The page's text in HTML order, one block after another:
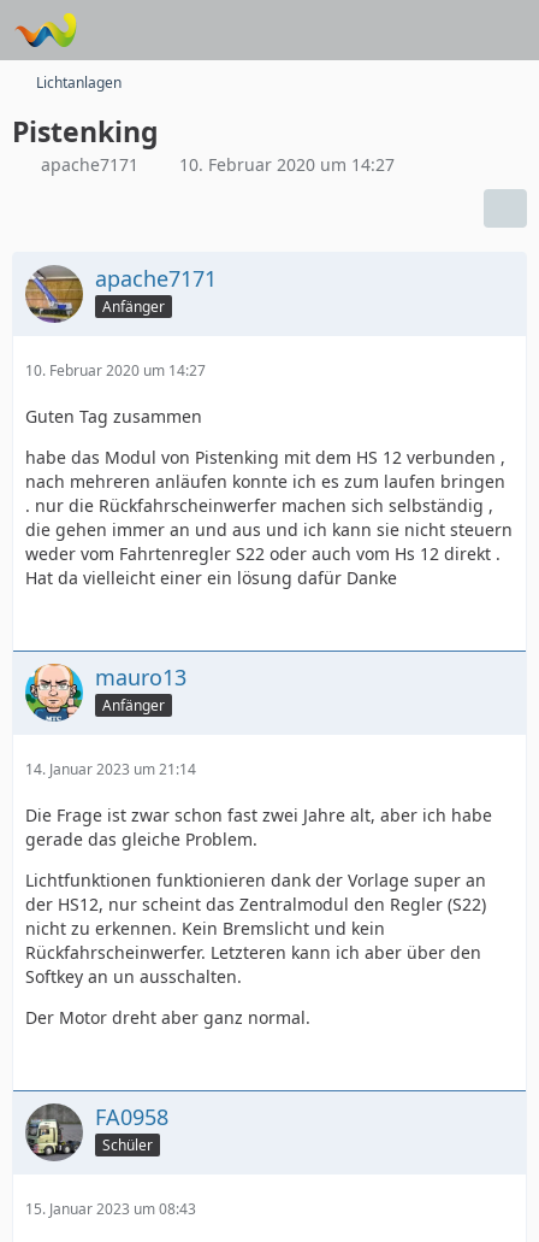
Lichtanlagen
Pistenking
apache7171 10. Februar 2020 um 14:27
apache7171
Anfänger
10. Februar 2020 um 14:27
Guten Tag zusammen
habe das Modul von Pistenking mit dem HS 12 verbunden ,
nach mehreren anläufen konnte ich es zum laufen bringen
. nur die Rückfahrscheinwerfer machen sich selbständig ,
die gehen immer an und aus und ich kann sie nicht steuern
weder vom Fahrtenregler S22 oder auch vom Hs 12 direkt .
Hat da vielleicht einer ein lösung dafür Danke
mauro13
Anfänger
14. Januar 2023 um 21:14
Die Frage ist zwar schon fast zwei Jahre alt, aber ich habe
gerade das gleiche Problem.
Lichtfunktionen funktionieren dank der Vorlage super an
der HS12, nur scheint das Zentralmodul den Regler (S22)
nicht zu erkennen. Kein Bremslicht und kein
Rückfahrscheinwerfer. Letzteren kann ich aber über den
Softkey an un ausschalten.
Der Motor dreht aber ganz normal.
FA0958
Schüler
15. Januar 2023 um 08:43